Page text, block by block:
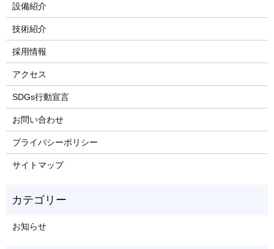
設備紹介
技術紹介
採用情報
アクセス
SDGs行動宣言
お問い合わせ
プライバシーポリシー
サイトマップ
お知らせ